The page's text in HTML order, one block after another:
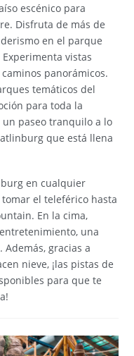
escénico para
Disfruta de más de
en el parque
vistas
panorámicos.
temáticos del
para toda la
paseo tranquilo a lo
que está llena
en cualquier
el teleférico hasta
En la cima,
una
gracias a
nieve, ¡las pistas de
para que te